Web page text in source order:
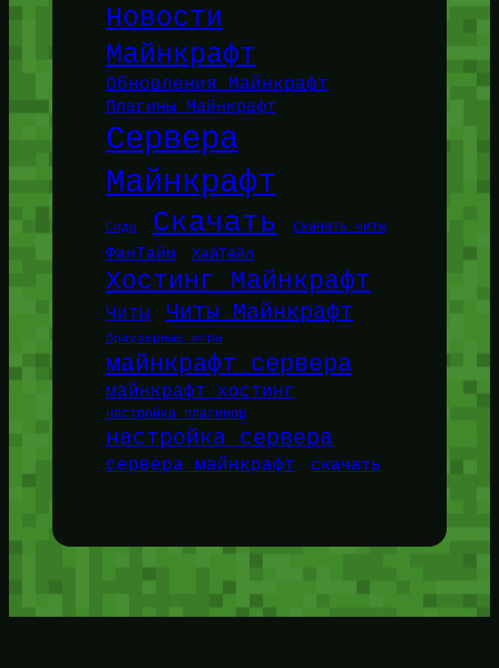
Новости
Майнкрафт
Обновления Майнкрафт
Плагины Майнкрафт
Сервера
Майнкрафт
Сиды Скачать Скачать читы
ФанТайм ХайТейл
Хостинг Майнкрафт
Читы Читы Майнкрафт
браузерные игры
майнкрафт сервера
майнкрафт хостинг
настройка плагинов
настройка сервера
сервера майнкрафт скачать